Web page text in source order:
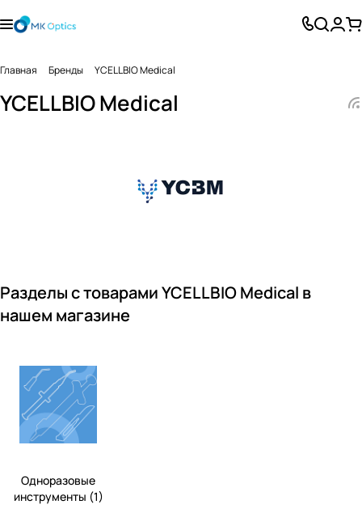
Главная Бренды YCELLBIO Medical
YCELLBIO Medical
Разделы с товарами YCELLBIO Medical в
нашем магазине
Одноразовые
инструменты (1)